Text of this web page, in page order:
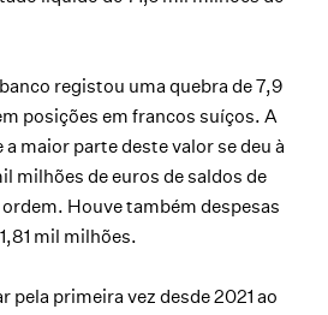
registou uma quebra de 7,9
posições em francos suíços. A
maior parte deste valor se deu à
milhões de euros de saldos de
Houve também despesas
mil milhões.
pela primeira vez desde 2021 ao